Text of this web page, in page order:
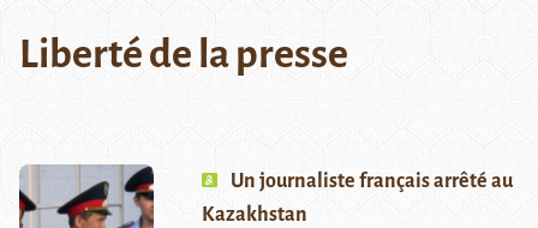
Liberté de la presse
Un journaliste français arrêté au
Kazakhstan